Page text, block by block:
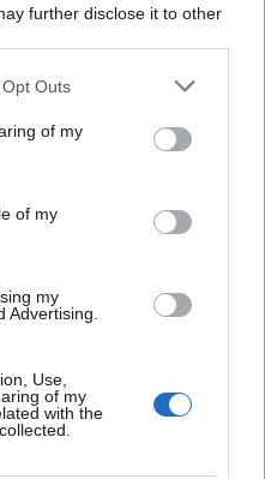
further disclose it to other
uses one or more Google
You may click to
and its third-party tags to
purposes in below Google
Outs
of my
of my
my
Advertising.
Use,
of my
with the